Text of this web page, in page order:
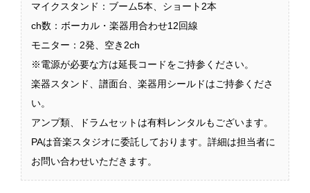
マイクスタンド：ブーム5本、ショート2本
ch数：ボーカル・楽器用合わせ12回線
モニター：2発、空き2ch
※電源が必要な方は延長コードをご持参ください。
楽器スタンド、譜面台、楽器用シールドはご持参くださ
い。
アンプ類、ドラムセットは有料レンタルもございます。
PAは音楽スタジオに委託しております。詳細は担当者に
お問い合わせいただきます。